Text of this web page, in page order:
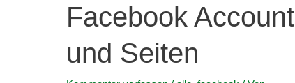
Facebook Account
und Seiten